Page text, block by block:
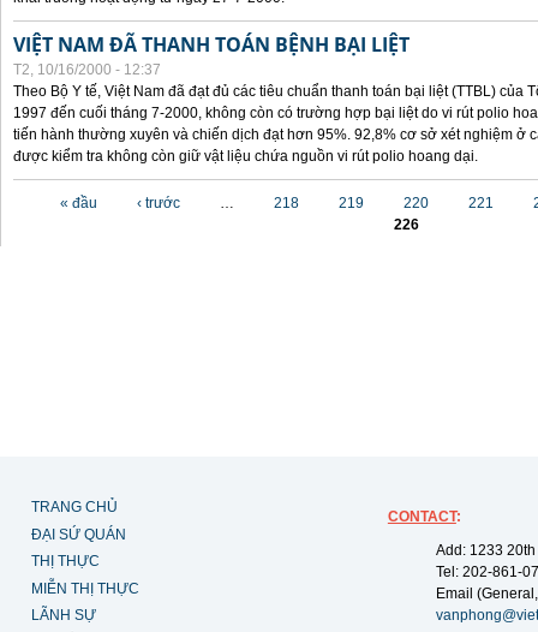
VIỆT NAM ĐÃ THANH TOÁN BỆNH BẠI LIỆT
T2, 10/16/2000 - 12:37
Theo Bộ Y tế, Việt Nam đã đạt đủ các tiêu chuẩn thanh toán bại liệt (TTBL) của
1997 đến cuối tháng 7-2000, không còn có trường hợp bại liệt do vi rút polio
tiến hành thường xuyên và chiến dịch đạt hơn 95%. 92,8% cơ sở xét nghiệm ở
được kiểm tra không còn giữ vật liệu chứa nguồn vi rút polio hoang dại.
« đầu ‹ trước … 218 219 220 221
226
TRANG CHỦ
ĐẠI SỨ QUÁN
THỊ THỰC
MIỄN THỊ THỰC
LÃNH SỰ
CONTACT:
Add: 1233
Tel: 202-861-
Email